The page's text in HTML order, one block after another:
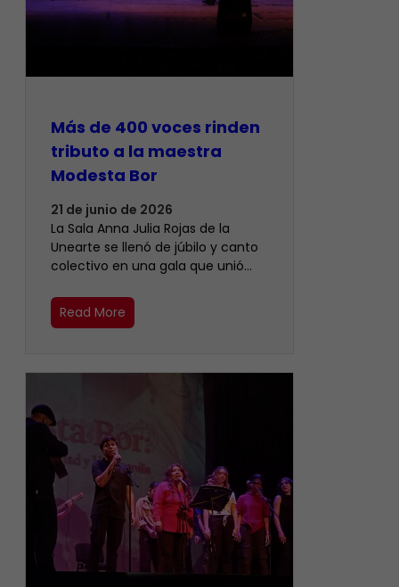
Más de 400 voces rinden
tributo a la maestra
Modesta Bor
21 de junio de 2026
​La Sala Anna Julia Rojas de la
Unearte se llenó de júbilo y canto
colectivo en una gala que unió…
Read More